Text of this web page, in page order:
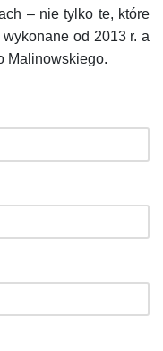
– nie tylko te, które
od 2013 r. a
Malinowskiego.